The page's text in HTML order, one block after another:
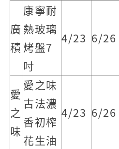
廣
積
康寧耐
熱玻璃
烤盤7
吋
4/23 6/26
愛
之
味
愛之味
古法濃
香初榨
花生油
4/23 6/26